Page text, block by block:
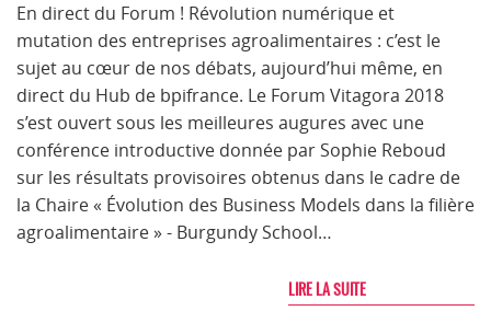
En direct du Forum ! Révolution numérique et
mutation des entreprises agroalimentaires : c’est le
sujet au cœur de nos débats, aujourd’hui même, en
direct du Hub de bpifrance. Le Forum Vitagora 2018
s’est ouvert sous les meilleures augures avec une
conférence introductive donnée par Sophie Reboud
sur les résultats provisoires obtenus dans le cadre de
la Chaire « Évolution des Business Models dans la filière
agroalimentaire » - Burgundy School…
LIRE LA SUITE